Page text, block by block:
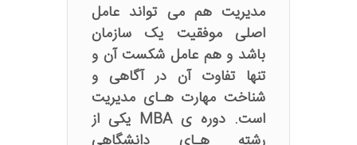
مدیریت هم می تواند عامل
اصلی موفقیت یک سازمان
باشد و هم عامل شکست آن و
تنها تفاوت آن در آگاهی و
شناخت مهارت هـای مدیریت
است. دوره ی MBA یکی از